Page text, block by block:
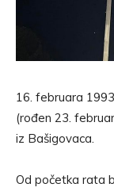
16. februara
(rođen 23.
iz Bašigovaca.
Od početka rata